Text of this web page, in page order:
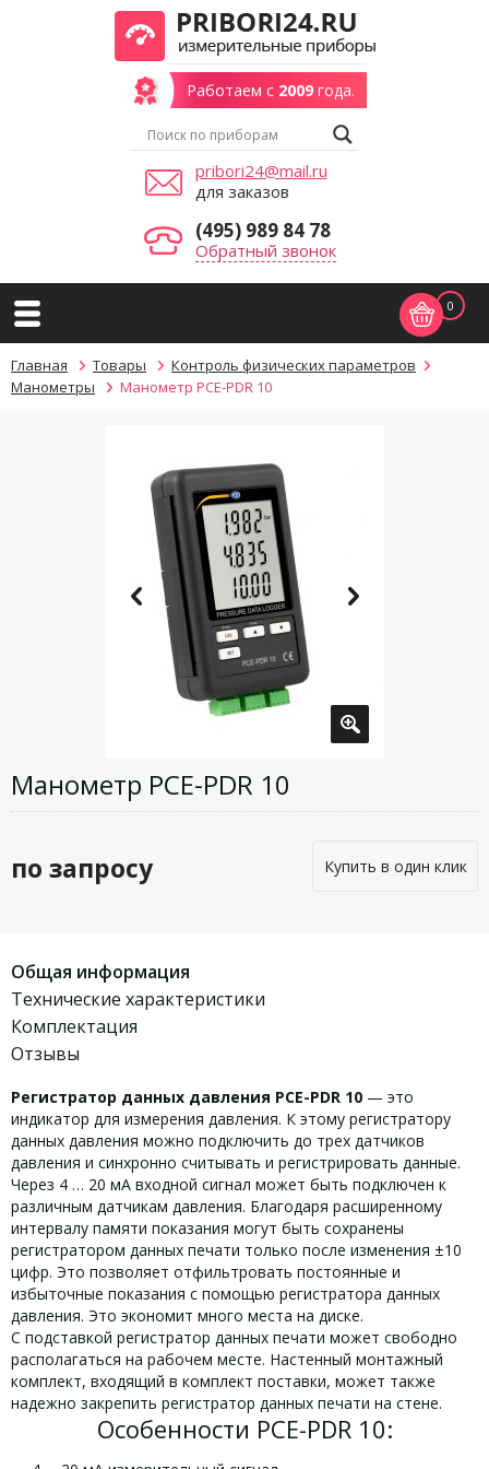
Работаем с 2009года.
pribori24@mail.ru
для заказов
(495) 989 84 78
Обратный звонок
0
Главная Товары
Контроль физических параметров
Манометры
Манометр PCE-PDR 10
Манометр PCE-PDR 10
по запросу Купить в один клик
Общая информация
Технические характеристики
Комплектация
Отзывы
Регистратор данных давления PCE-PDR 10 — это
индикатор для измерения давления. К этому регистратору
данных давления можно подключить до трех датчиков
давления и синхронно считывать и регистрировать данные.
Через 4 … 20 мА входной сигнал может быть подключен к
различным датчикам давления. Благодаря расширенному
интервалу памяти показания могут быть сохранены
регистратором данных печати только после изменения ±10
цифр. Это позволяет отфильтровать постоянные и
избыточные показания с помощью регистратора данных
давления. Это экономит много места на диске.
С подставкой регистратор данных печати может свободно
располагаться на рабочем месте. Настенный монтажный
комплект, входящий в комплект поставки, может также
надежно закрепить регистратор данных печати на стене.
Особенности PCE-PDR 10: